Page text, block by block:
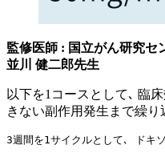
監修医師 : 国立がん研究セ
並川 健二郎先生
以下を1コースとして､ 臨
きない副作用発生まで繰り
3週間を1サイクルとして､ ドキ